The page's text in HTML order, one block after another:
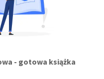
- gotowa książka